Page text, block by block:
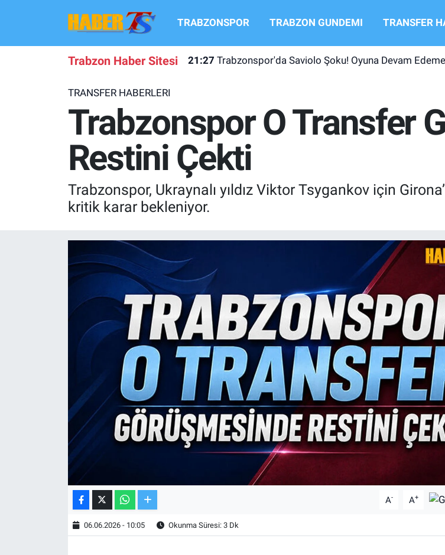
TRABZONSPOR TRABZON GUNDEMI TRANSFER
Trabzon Haber Sitesi 21:27 Trabzonspor'da Saviolo Şoku! Oyuna Devam
TRANSFER HABERLERI
Trabzonspor O Transfer
Restini Çekti
Trabzonspor, Ukraynalı yıldız Viktor Tsygankov için
kritik karar bekleniyor.
A- A+
06.06.2026 - 10:05 Okunma Süresi: 3 Dk
TRABZONSPOR
TRANSFER HABERLERI
KULİS MEYDANI
1461 TRABZON
ALT LIGLER
TV VE SİNEMA
BASKETBOL
KÜLTÜR SANAT
EKONOMİ
Hava Durumu
Süper Lig Puan Durumu ve Fikstür
Tüm Manşetler
Son Dakika Haberleri
Haber Arşivi